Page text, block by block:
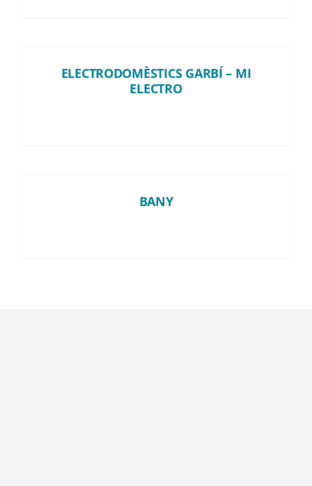
ELECTRODOMÈSTICS GARBÍ – MI
ELECTRO
BANY